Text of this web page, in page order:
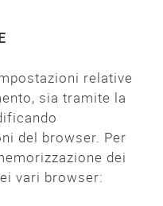
relative
sia tramite la
del browser. Per
dei
vari browser: